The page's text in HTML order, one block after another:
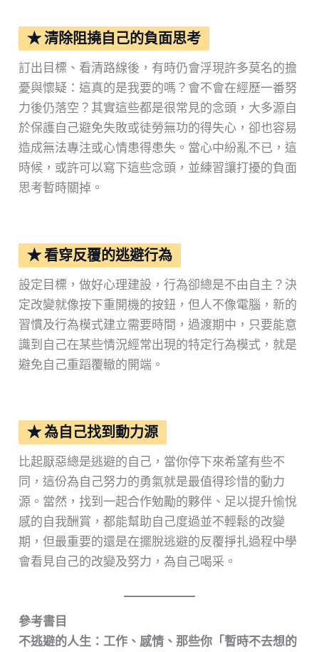
★ 清除阻撓自己的負面思考
訂出目標、看清路線後，有時仍會浮現許多莫名的擔
憂與懷疑：這真的是我要的嗎？會不會在經歷一番努
力後仍落空？其實這些都是很常見的念頭，大多源自
於保護自己避免失敗或徒勞無功的得失心，卻也容易
造成無法專注或心情患得患失。當心中紛亂不已，這
時候，或許可以寫下這些念頭，並練習讓打擾的負面
思考暫時關掉。
★ 看穿反覆的逃避行為
設定目標，做好心理建設，行為卻總是不由自主？決
定改變就像按下重開機的按鈕，但人不像電腦，新的
習慣及行為模式建立需要時間，過渡期中，只要能意
識到自己在某些情況經常出現的特定行為模式，就是
避免自己重蹈覆轍的開端。
★ 為自己找到動力源
比起厭惡總是逃避的自己，當你停下來希望有些不
同，這份為自己努力的勇氣就是最值得珍惜的動力
源。當然，找到一起合作勉勵的夥伴、足以提升愉悅
感的自我酬賞，都能幫助自己度過並不輕鬆的改變
期，但最重要的還是在擺脫逃避的反覆掙扎過程中學
會看見自己的改變及努力，為自己喝采。
參考書目
不逃避的人生：工作、感情、那些你「暫時不去想的